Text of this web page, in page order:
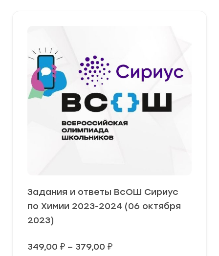
Задания и ответы ВсОШ Сириус
по Химии 2023-2024 (06 октября
2023)
349,00 ₽ – 379,00 ₽Диапазон